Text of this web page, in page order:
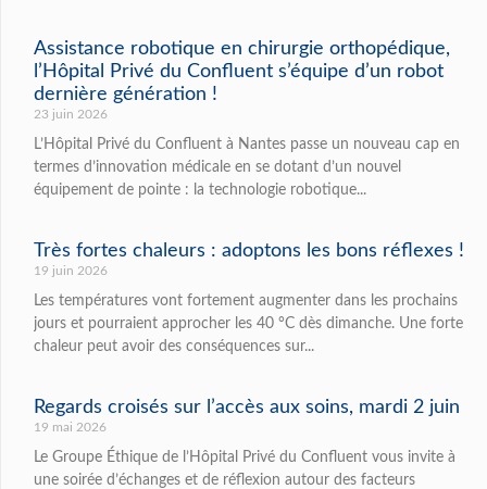
Assistance robotique en chirurgie orthopédique,
l’Hôpital Privé du Confluent s’équipe d’un robot
dernière génération !
23 juin 2026
L’Hôpital Privé du Confluent à Nantes passe un nouveau cap en
termes d’innovation médicale en se dotant d’un nouvel
équipement de pointe : la technologie robotique...
Très fortes chaleurs : adoptons les bons réflexes !
19 juin 2026
Les températures vont fortement augmenter dans les prochains
jours et pourraient approcher les 40 °C dès dimanche. Une forte
chaleur peut avoir des conséquences sur...
Regards croisés sur l’accès aux soins, mardi 2 juin
19 mai 2026
Le Groupe Éthique de l’Hôpital Privé du Confluent vous invite à
une soirée d’échanges et de réflexion autour des facteurs